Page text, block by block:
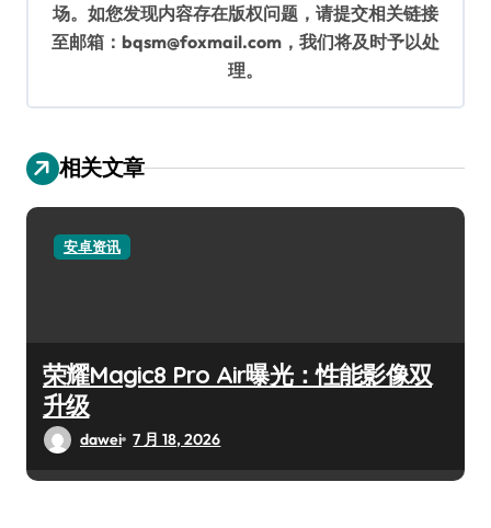
场。如您发现内容存在版权问题，请提交相关链接
至邮箱：bqsm@foxmail.com，我们将及时予以处
理。
相关文章
安卓资讯
荣耀Magic8 Pro Air曝光：性能影像双
升级
dawei 7 月 18, 2026